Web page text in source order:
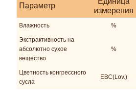
Параметр
измерения
Влажность %
Экстрактивность на
абсолютно сухое
вещество
%
Цветность конгрессного
сусла
EBC(Lov.)